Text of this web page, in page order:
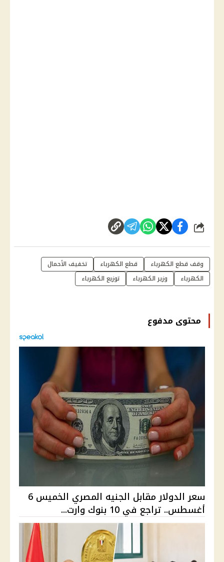
شارك
وقف قطع الكهرباء قطع الكهرباء
تخفيف الأحمال
الكهرباء
وزير الكهرباء توزيع الكهرباء
محتوى مدفوع
سعر الدولار مقابل الجنيه المصري الخميس 6
أغسطس.. تراجع في 10 بنوك وارت...